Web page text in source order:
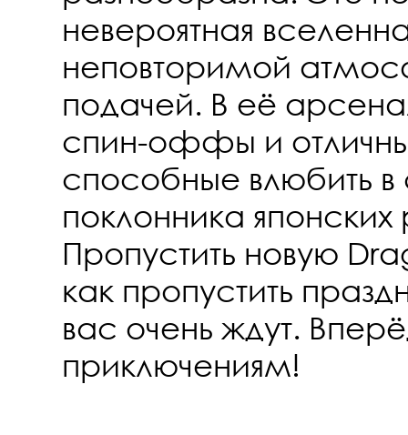
невероятная
неповторимой
подачей. В её
спин-оффы и
способные влюбить
поклонника японских
Пропустить новую
как пропустить
вас очень ждут.
приключениям!